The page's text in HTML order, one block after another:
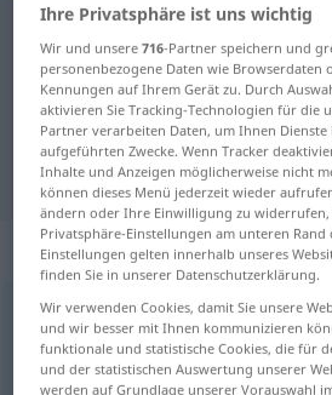
Deutsch-Portugiesisch
Deutsch-
Übersetzung für
"kitten"
„kitten“
kitten <-e->
Übersicht aller Übersetzungen
Ihre Privatsphäre ist uns wichtig
Wir und unsere716-Partner speichern und
personenbezogene Daten wie Browserdaten
Kennungen auf Ihrem Gerät zu. Durch
aktivieren Sie Tracking-Technologien für die
Partner verarbeiten Daten, um Ihnen Dienste
aufgeführten Zwecke. Wenn Tracker
Inhalte und Anzeigen möglicherweise nicht
können dieses Menü jederzeit wieder
ändern oder Ihre Einwilligung zu widerrufen,
Privatsphäre-Einstellungen am unteren Rand
Einstellungen gelten innerhalb unseres
finden Sie in unserer Datenschutzerklärung.
Wir verwenden Cookies, damit Sie unsere
und wir besser mit Ihnen kommunizieren
funktionale und statistische Cookies, die für
und der statistischen Auswertung unserer
werden auf Grundlage unserer Vorauswahl